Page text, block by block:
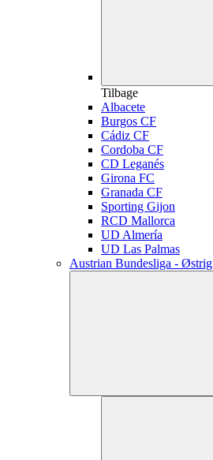
Tilbage
Albacete
Burgos CF
Cádiz CF
Cordoba CF
CD Leganés
Girona FC
Granada CF
Sporting Gijon
RCD Mallorca
UD Almería
UD Las Palmas
Austrian Bundesliga - Østrig